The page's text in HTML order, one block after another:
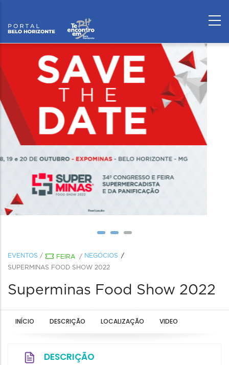
EVENTOS / FEIRA / NEGÓCIOS
SUPERMINAS FOOD SHOW 2022
Superminas Food Show 2022
INÍCIO DESCRIÇÃO LOCALIZAÇÃO VIDEO
DESCRIÇÃO